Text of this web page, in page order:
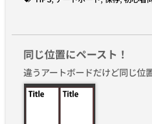
同じ位置にペースト！
違うアートボードだけど同じ位